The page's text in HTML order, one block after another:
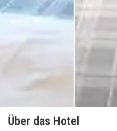
Über das Hotel